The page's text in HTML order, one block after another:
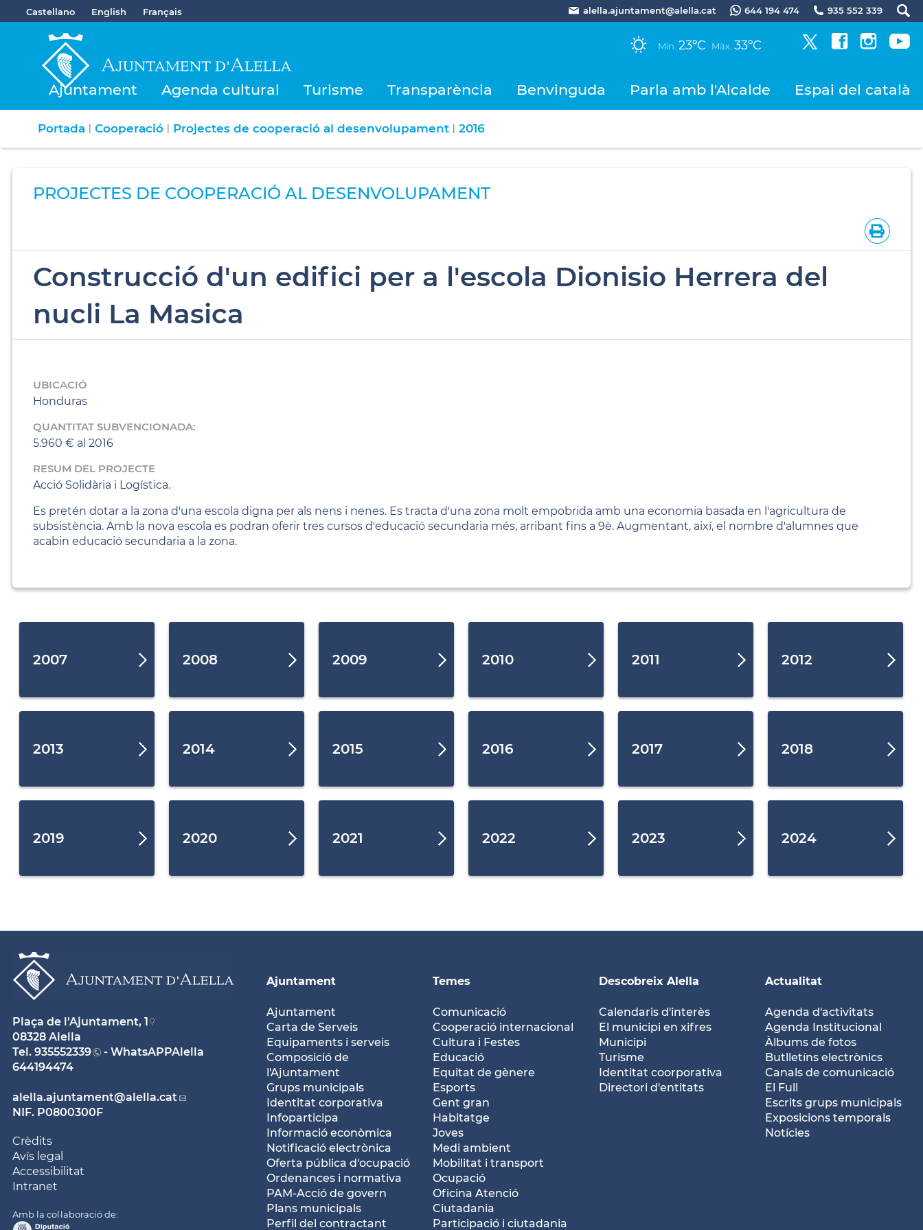
Castellano English Français alella.ajuntament@alella.cat 644 194 474 935 552 339
Mín. 23ºC Màx. 33ºC
Ajuntament Agenda cultural Turisme Transparència Benvinguda Parla amb l'Alcalde Espai del català
Portada | Cooperació | Projectes de cooperació al desenvolupament | 2016
PROJECTES DE COOPERACIÓ AL DESENVOLUPAMENT
Construcció d'un edifici per a l'escola Dionisio Herrera del
nucli La Masica
UBICACIÓ
Honduras
QUANTITAT SUBVENCIONADA:
5.960 € al 2016
RESUM DEL PROJECTE
Acció Solidària i Logística.
Es pretén dotar a la zona d'una escola digna per als nens i nenes. Es tracta d'una zona molt empobrida amb una economia basada en l'agricultura de
subsistència. Amb la nova escola es podran oferir tres cursos d'educació secundaria més, arribant fins a 9è. Augmentant, així, el nombre d'alumnes que
acabin educació secundaria a la zona.
2007 2008 2009 2010 2011 2012
2013 2014 2015 2016 2017 2018
2019 2020 2021 2022 2023 2024
Ajuntament
Ajuntament
Carta de Serveis
Equipaments i serveis
Composició de
l'Ajuntament
Grups municipals
Identitat corporativa
Infoparticipa
Informació econòmica
Notificació electrònica
Oferta pública d'ocupació
Ordenances i normativa
PAM-Acció de govern
Plans municipals
Perfil del contractant
Temes
Comunicació
Cooperació internacional
Cultura i Festes
Educació
Equitat de gènere
Esports
Gent gran
Habitatge
Joves
Medi ambient
Mobilitat i transport
Ocupació
Oficina Atenció
Ciutadania
Participació i ciutadania
Descobreix Alella
Calendaris d'interès
El municipi en xifres
Municipi
Turisme
Identitat coorporativa
Directori d'entitats
Actualitat
Agenda d'activitats
Agenda Institucional
Àlbums de fotos
Butlletíns electrònics
Canals de comunicació
El Full
Escrits grups municipals
Exposicions temporals
Notícies
Plaça de l'Ajuntament, 1
08328 Alella
Tel. 935552339
- WhatsAPPAlella
644194474
alella.ajuntament@alella.cat
NIF. P0800300F
Crèdits
Avís legal
Accessibilitat
Intranet
Amb la col·laboració de: